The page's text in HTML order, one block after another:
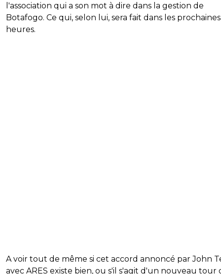
l'association qui a son mot à dire dans la gestion de
Botafogo. Ce qui, selon lui, sera fait dans les prochaines
heures.
A voir tout de même si cet accord annoncé par John
avec ARES existe bien, ou s'il s'agit d'un nouveau tour